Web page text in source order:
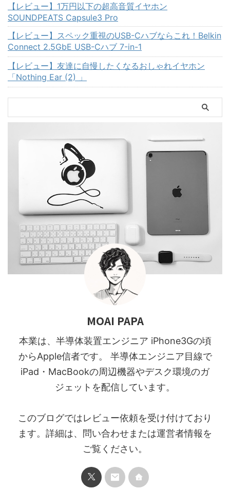
【レビュー】1万円以下の超高音質イヤホン
SOUNDPEATS Capsule3 Pro
【レビュー】スペック重視のUSB-Cハブならこれ！Belkin
Connect 2.5GbE USB-Cハブ 7-in-1
【レビュー】友達に自慢したくなるおしゃれイヤホン
「Nothing Ear (2) 」
MOAI PAPA
本業は、半導体装置エンジニア iPhone3Gの頃
からApple信者です。 半導体エンジニア目線で
iPad・MacBookの周辺機器やデスク環境のガ
ジェットを配信しています。
このブログではレビュー依頼を受け付けており
ます。詳細は、問い合わせまたは運営者情報を
ご覧ください。